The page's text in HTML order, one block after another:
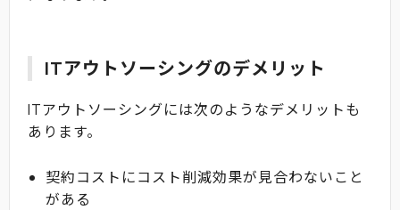
ITアウトソーシングのデメリット
ITアウトソーシングには次のようなデメリットも
あります。
契約コストにコスト削減効果が見合わないこと
がある